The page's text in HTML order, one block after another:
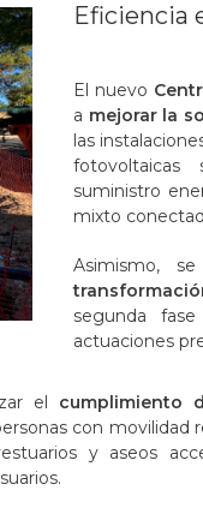
Eficiencia
El nuevo
a mejorar la
las
suministro
mixto
Asimismo,
segunda
actuaciones
el cumplimiento
con movilidad
y aseos